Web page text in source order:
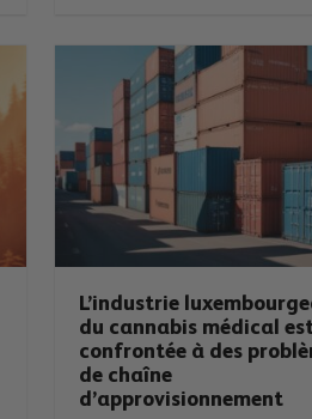
L’industrie
du cannabis médical
confrontée à des
de chaîne
d’approvisionnement